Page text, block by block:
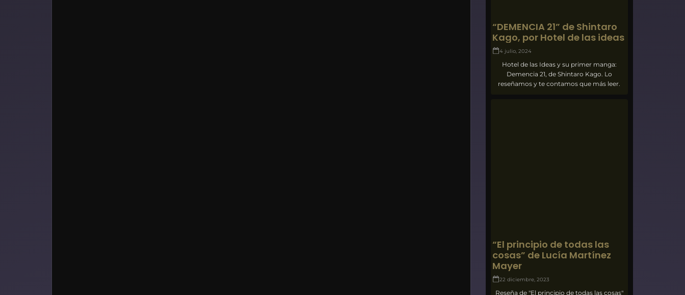
“DEMENCIA 21” de Shintaro
Kago, por Hotel de las ideas
4 julio, 2024
Hotel de las Ideas y su primer manga:
Demencia 21, de Shintaro Kago. Lo
reseñamos y te contamos que más leer.
“El principio de todas las
cosas” de Lucía Martínez
Mayer
22 diciembre, 2023
Reseña de "El principio de todas las cosas"